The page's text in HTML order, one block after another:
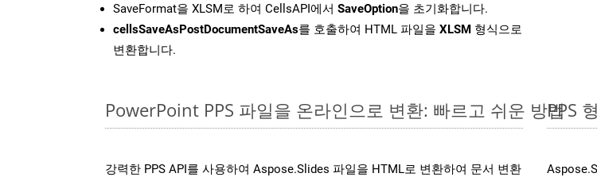
SaveFormat을 XLSM로 하여 CellsAPI에서 SaveOption을 초기화합니다.
cellsSaveAsPostDocumentSaveAs를 호출하여 HTML 파일을 XLSM 형식으로
변환합니다.
PowerPoint PPS 파일을 온라인으로 변환: 빠르고 쉬운 방법
강력한 PPS API를 사용하여 Aspose.Slides 파일을 HTML로 변환하여 문서 변환
PPS